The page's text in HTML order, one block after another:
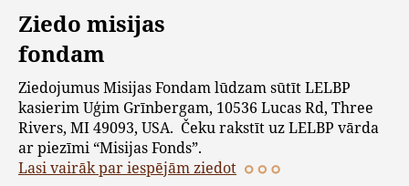
Ziedo misijas
fondam
Ziedojumus Misijas Fondam lūdzam sūtīt LELBP
kasierim Uģim Grīnbergam, 10536 Lucas Rd, Three
Rivers, MI 49093, USA. Čeku rakstīt uz LELBP vārda
ar piezīmi “Misijas Fonds”.
Lasi vairāk par iespējām ziedot